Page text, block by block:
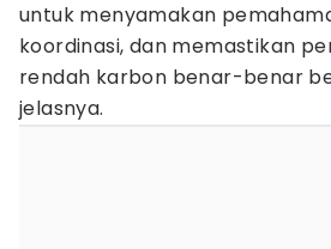
untuk menyamakan
koordinasi, dan memastikan
rendah karbon benar-benar
jelasnya.